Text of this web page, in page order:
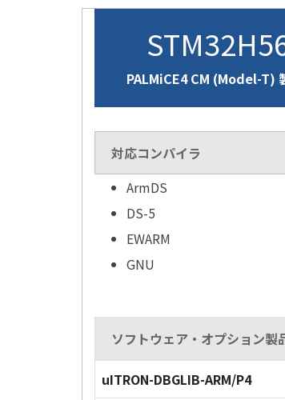
PALMiCE4 CM (Model-T)
対応コンパイラ
ArmDS
DS-5
EWARM
GNU
ソフトウェア・オプション製
uITRON-DBGLIB-ARM/P4